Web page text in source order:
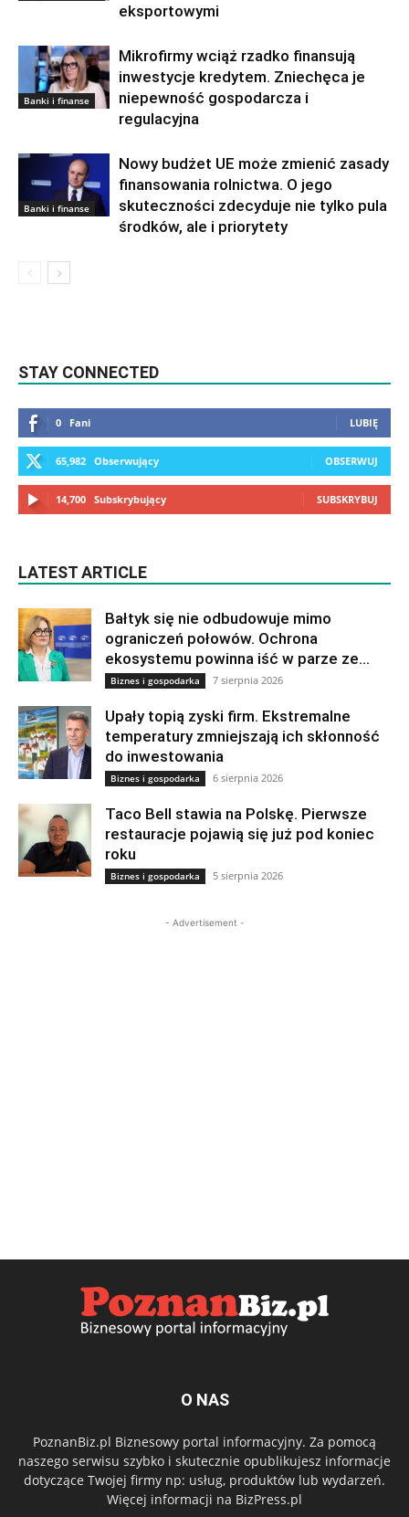
eksportowymi
Banki i finanse
Mikrofirmy wciąż rzadko finansują
inwestycje kredytem. Zniechęca je
niepewność gospodarcza i
regulacyjna
Banki i finanse
Nowy budżet UE może zmienić zasady
finansowania rolnictwa. O jego
skuteczności zdecyduje nie tylko pula
środków, ale i priorytety
STAY CONNECTED
0 Fani LUBIĘ
65,982 Obserwujący OBSERWUJ
14,700 Subskrybujący SUBSKRYBUJ
LATEST ARTICLE
Bałtyk się nie odbudowuje mimo
ograniczeń połowów. Ochrona
ekosystemu powinna iść w parze ze...
Biznes i gospodarka 7 sierpnia 2026
Upały topią zyski firm. Ekstremalne
temperatury zmniejszają ich skłonność
do inwestowania
Biznes i gospodarka 6 sierpnia 2026
Taco Bell stawia na Polskę. Pierwsze
restauracje pojawią się już pod koniec
roku
Biznes i gospodarka 5 sierpnia 2026
- Advertisement -
O NAS
PoznanBiz.pl Biznesowy portal informacyjny. Za pomocą
naszego serwisu szybko i skutecznie opublikujesz informacje
dotyczące Twojej firmy np: usług, produktów lub wydarzeń.
Więcej informacji na BizPress.pl